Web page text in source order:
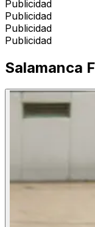
Publicidad
Publicidad
Publicidad
Publicidad
Salamanca